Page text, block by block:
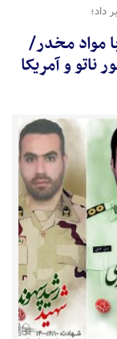
داد؛
با مواد مخدر/
ناتو و آمریکا